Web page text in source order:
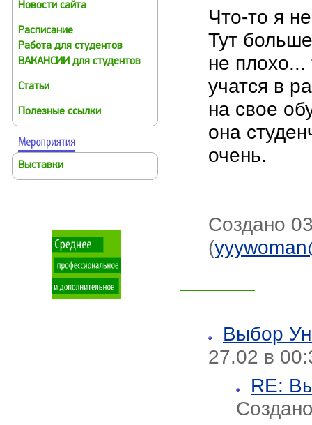
Новости сайта
Расписание
Работа для студентов
ВАКАНСИИ для студентов
Статьи
Полезные ссылки
Выставки
Что-то я
Тут
не
учатся в
на свое
она
очень.
Создано
(
Выбор
27.02 в
RE: